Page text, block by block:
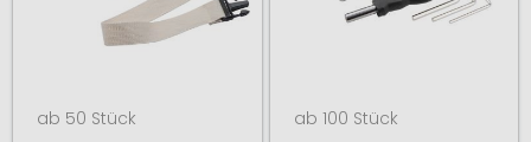
ab 50 Stück ab 100 Stück